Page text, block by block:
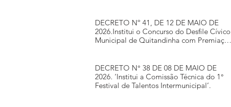
da Educação Básica e de
DECRETO Nº 41, DE 12 DE MAIO DE
2026.Institui o Concurso do Desfile Cívico
Municipal de Quitandinha com Premiação
DECRETO N° 38 DE 08 DE MAIO DE
2026. ‘Institui a Comissão Técnica do 1°
Festival de Talentos Intermunicipal’.